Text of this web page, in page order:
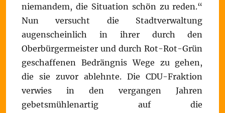
niemandem, die Situation schön zu reden.“
Nun versucht die Stadtverwaltung
augenscheinlich in ihrer durch den
Oberbürgermeister und durch Rot-Rot-Grün
geschaffenen Bedrängnis Wege zu gehen,
die sie zuvor ablehnte. Die CDU-Fraktion
verwies in den vergangen Jahren
gebetsmühlenartig auf die